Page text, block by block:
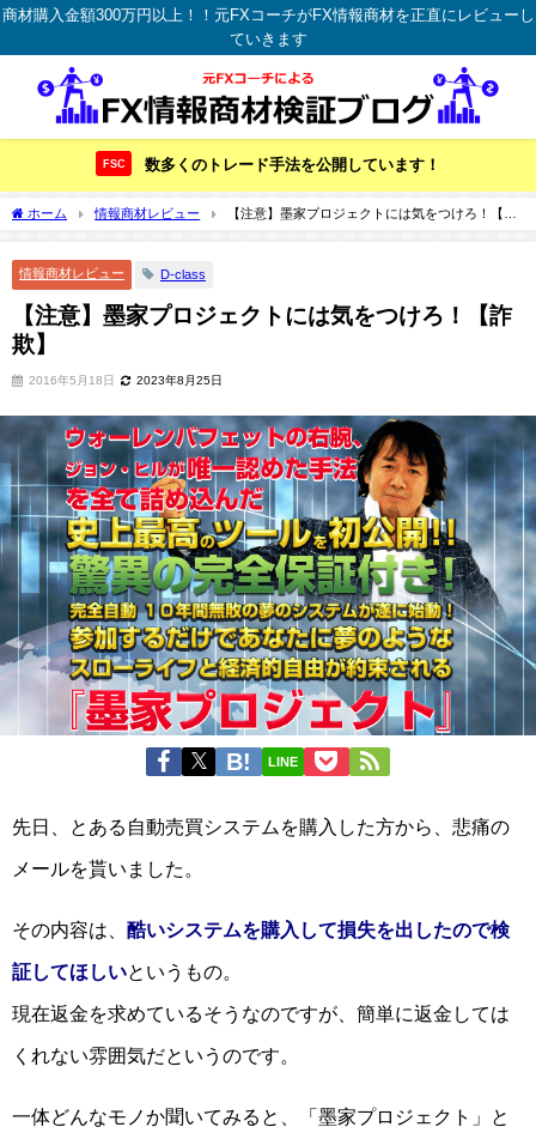
商材購入金額300万円以上！！元FXコーチがFX情報商材を正直にレビューし
ていきます
FSC 数多くのトレード手法を公開しています！
ホーム 情報商材レビュー
【注意】墨家プロジェクトには気をつけろ！【詐
情報商材レビュー D-class
【注意】墨家プロジェクトには気をつけろ！【詐
欺】
2016年5月18日 2023年8月25日
LINE
先日、とある自動売買システムを購入した方から、悲痛の
メールを貰いました。
その内容は、 酷いシステムを購入して損失を出したので検
証してほしいというもの。
現在返金を求めているそうなのですが、簡単に返金しては
くれない雰囲気だというのです。
一体どんなモノか聞いてみると、「墨家プロジェクト」と